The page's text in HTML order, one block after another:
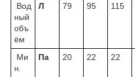
Вод
ный
объ
ём
Л 79 95 115
Ми
н.
Пa 20 22 22